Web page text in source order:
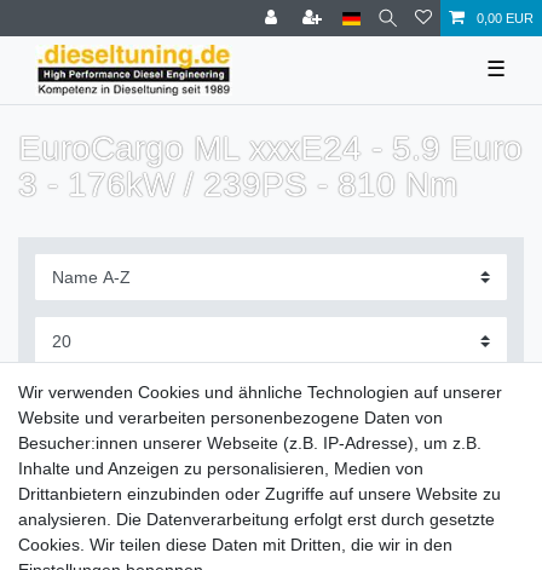
0,00 EUR
☰
EuroCargo ML xxxE24 - 5.9 Euro
3 - 176kW / 239PS - 810 Nm
Filter
Zahlung und Versand
Wir verwenden Cookies und ähnliche Technologien auf unserer
Website und verarbeiten personenbezogene Daten von
Besucher:innen unserer Webseite (z.B. IP-Adresse), um z.B.
Inhalte und Anzeigen zu personalisieren, Medien von
Drittanbietern einzubinden oder Zugriffe auf unsere Website zu
analysieren. Die Datenverarbeitung erfolgt erst durch gesetzte
Cookies. Wir teilen diese Daten mit Dritten, die wir in den